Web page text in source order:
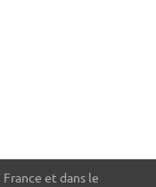
et dans le